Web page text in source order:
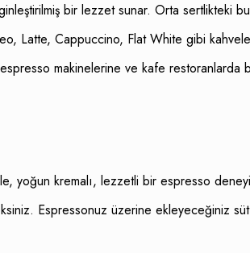
bir lezzet sunar. Orta
Latte, Cappuccino, Flat White gibi
makinelerine ve kafe restoranlarda
yoğun kremalı, lezzetli bir espresso
Espressonuz üzerine ekleyeceğiniz